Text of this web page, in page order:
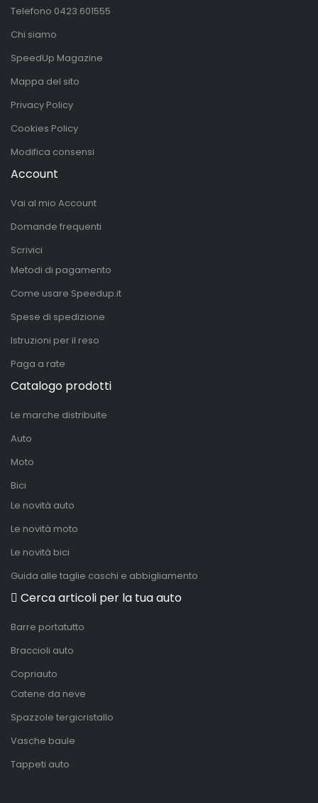
Telefono 0423.601555
Chi siamo
SpeedUp Magazine
Mappa del sito
Privacy Policy
Cookies Policy
Modifica consensi
Account
Vai al mio Account
Domande frequenti
Scrivici
Metodi di pagamento
Come usare Speedup.it
Spese di spedizione
Istruzioni per il reso
Paga a rate
Catalogo prodotti
Le marche distribuite
Auto
Moto
Bici
Le novità auto
Le novità moto
Le novità bici
Guida alle taglie caschi e abbigliamento
Cerca articoli per la tua auto
Barre portatutto
Braccioli auto
Copriauto
Catene da neve
Spazzole tergicristallo
Vasche baule
Tappeti auto